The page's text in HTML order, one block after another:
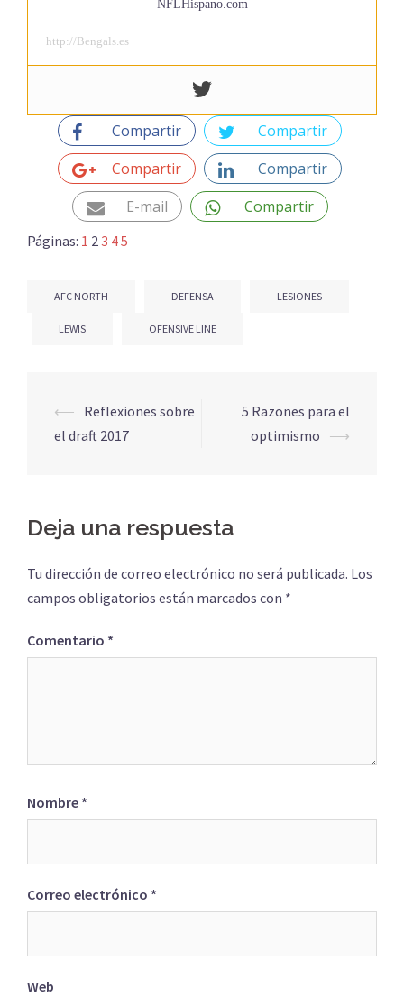
NFLHispano.com
http://Bengals.es
Compartir
Compartir
Compartir
Compartir
E-mail
Compartir
Páginas: 1 23 45
AFC NORTH DEFENSA LESIONES
LEWIS OFENSIVE LINE
Navegación
de
⟵ Reflexiones sobre
el draft 2017
5 Razones para el
optimismo ⟶
Deja una respuesta
Tu dirección de correo electrónico no será publicada. Los
campos obligatorios están marcados con *
Comentario *
Nombre *
Correo electrónico *
Web